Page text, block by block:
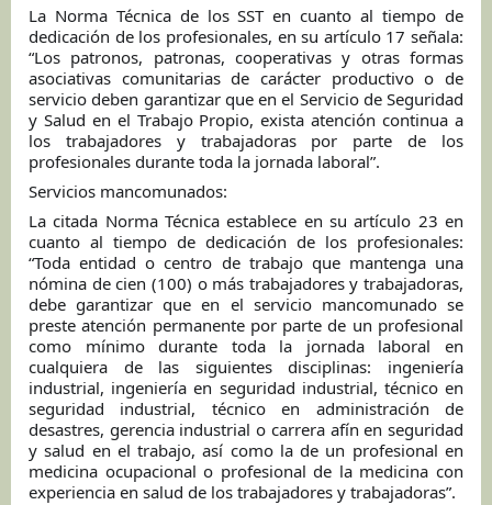
La Norma Técnica de los SST en cuanto al tiempo de
dedicación de los profesionales, en su artículo 17 señala:
“Los patronos, patronas, cooperativas y otras formas
asociativas comunitarias de carácter productivo o de
servicio deben garantizar que en el Servicio de Seguridad
y Salud en el Trabajo Propio, exista atención continua a
los trabajadores y trabajadoras por parte de los
profesionales durante toda la jornada laboral”.
Servicios mancomunados:
La citada Norma Técnica establece en su artículo 23 en
cuanto al tiempo de dedicación de los profesionales:
“Toda entidad o centro de trabajo que mantenga una
nómina de cien (100) o más trabajadores y trabajadoras,
debe garantizar que en el servicio mancomunado se
preste atención permanente por parte de un profesional
como mínimo durante toda la jornada laboral en
cualquiera de las siguientes disciplinas: ingeniería
industrial, ingeniería en seguridad industrial, técnico en
seguridad industrial, técnico en administración de
desastres, gerencia industrial o carrera afín en seguridad
y salud en el trabajo, así como la de un profesional en
medicina ocupacional o profesional de la medicina con
experiencia en salud de los trabajadores y trabajadoras”.